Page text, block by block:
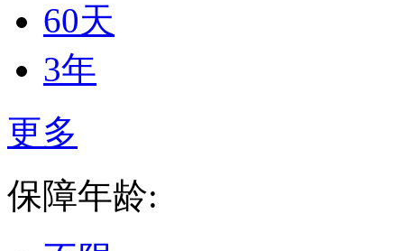
60天
3年
更多
保障年龄: